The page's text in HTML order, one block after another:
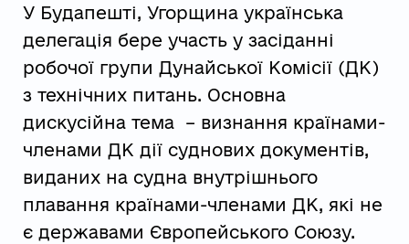
У Будапешті, Угорщина українська
делегація бере участь у засіданні
робочої групи Дунайської Комісії (ДК)
з технічних питань. Основна
дискусійна тема – визнання країнами-
членами ДК дії суднових документів,
виданих на судна внутрішнього
плавання країнами-членами ДК, які не
є державами Європейського Союзу.